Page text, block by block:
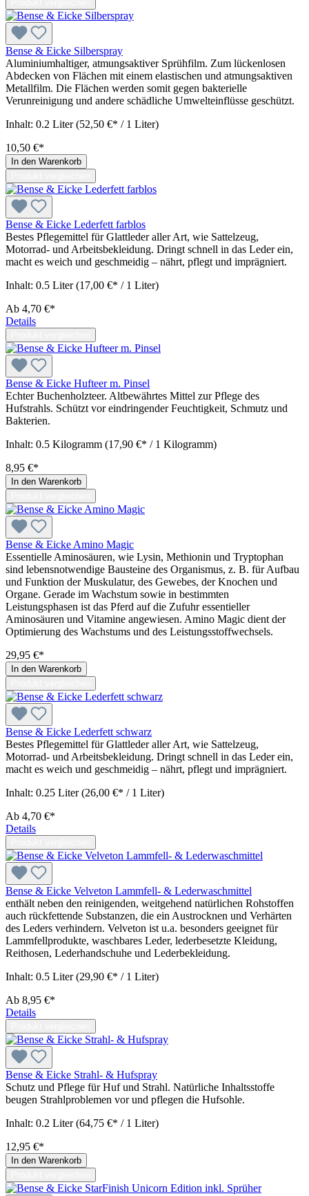
Bense & Eicke Silberspray
Aluminiumhaltiger, atmungsaktiver Sprühfilm. Zum lückenlosen
Abdecken von Flächen mit einem elastischen und atmungsaktiven
Metallfilm. Die Flächen werden somit gegen bakterielle
Verunreinigung und andere schädliche Umwelteinflüsse geschützt.
Inhalt: 0.2 Liter(52,50 €* / 1 Liter)
10,50 €*
In den Warenkorb
Bense & Eicke Lederfett farblos
Bestes Pflegemittel für Glattleder aller Art, wie Sattelzeug,
Motorrad- und Arbeitsbekleidung. Dringt schnell in das Leder ein,
macht es weich und geschmeidig – nährt, pflegt und imprägniert.
Inhalt: 0.5 Liter(17,00 €* / 1 Liter)
Ab 4,70 €*
Details
Bense & Eicke Hufteer m. Pinsel
Echter Buchenholzteer. Altbewährtes Mittel zur Pflege des
Hufstrahls. Schützt vor eindringender Feuchtigkeit, Schmutz und
Bakterien.
Inhalt: 0.5 Kilogramm (17,90 €* / 1 Kilogramm)
8,95 €*
In den Warenkorb
Bense & Eicke Amino Magic
Essentielle Aminosäuren, wie Lysin, Methionin und Tryptophan
sind lebensnotwendige Bausteine des Organismus, z. B. für Aufbau
und Funktion der Muskulatur, des Gewebes, der Knochen und
Organe. Gerade im Wachstum sowie in bestimmten
Leistungsphasen ist das Pferd auf die Zufuhr essentieller
Aminosäuren und Vitamine angewiesen. Amino Magic dient der
Optimierung des Wachstums und des Leistungsstoffwechsels.
29,95 €*
In den Warenkorb
Bense & Eicke Lederfett schwarz
Bestes Pflegemittel für Glattleder aller Art, wie Sattelzeug,
Motorrad- und Arbeitsbekleidung. Dringt schnell in das Leder ein,
macht es weich und geschmeidig – nährt, pflegt und imprägniert.
Inhalt: 0.25 Liter(26,00 €* / 1 Liter)
Ab 4,70 €*
Details
Bense & Eicke Velveton Lammfell- & Lederwaschmittel
enthält neben den reinigenden, weitgehend natürlichen Rohstoffen
auch rückfettende Substanzen, die ein Austrocknen und Verhärten
des Leders verhindern. Velveton ist u.a. besonders geeignet für
Lammfellprodukte, waschbares Leder, lederbesetzte Kleidung,
Reithosen, Lederhandschuhe und Lederbekleidung.
Inhalt: 0.5 Liter(29,90 €* / 1 Liter)
Ab 8,95 €*
Details
Bense & Eicke Strahl- & Hufspray
Schutz und Pflege für Huf und Strahl. Natürliche Inhaltsstoffe
beugen Strahlproblemen vor und pflegen die Hufsohle.
Inhalt: 0.2 Liter(64,75 €* / 1 Liter)
12,95 €*
In den Warenkorb